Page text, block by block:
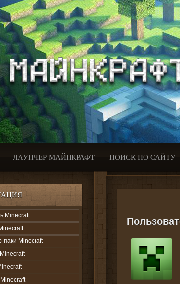
ЛАУНЧЕР МАЙНКРАФТ ПОИСК ПО САЙТУ
Minecraft
паки Minecraft